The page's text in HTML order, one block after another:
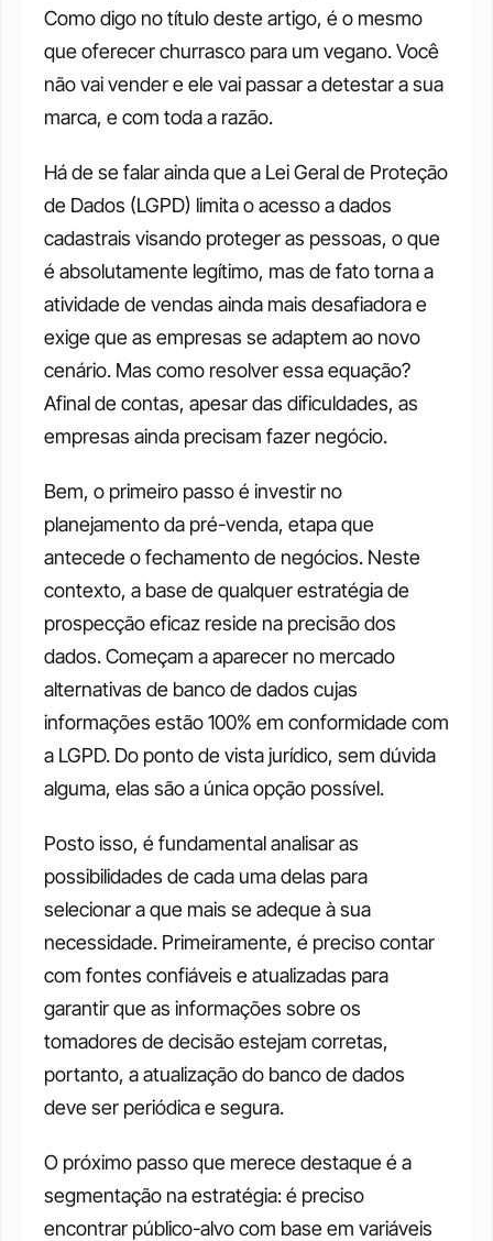
Como digo no título deste artigo, é o mesmo
que oferecer churrasco para um vegano. Você
não vai vender e ele vai passar a detestar a sua
marca, e com toda a razão.
Há de se falar ainda que a Lei Geral de Proteção
de Dados (LGPD) limita o acesso a dados
cadastrais visando proteger as pessoas, o que
é absolutamente legítimo, mas de fato torna a
atividade de vendas ainda mais desafiadora e
exige que as empresas se adaptem ao novo
cenário. Mas como resolver essa equação?
Afinal de contas, apesar das dificuldades, as
empresas ainda precisam fazer negócio.
Bem, o primeiro passo é investir no
planejamento da pré-venda, etapa que
antecede o fechamento de negócios. Neste
contexto, a base de qualquer estratégia de
prospecção eficaz reside na precisão dos
dados. Começam a aparecer no mercado
alternativas de banco de dados cujas
informações estão 100% em conformidade com
a LGPD. Do ponto de vista jurídico, sem dúvida
alguma, elas são a única opção possível.
Posto isso, é fundamental analisar as
possibilidades de cada uma delas para
selecionar a que mais se adeque à sua
necessidade. Primeiramente, é preciso contar
com fontes confiáveis e atualizadas para
garantir que as informações sobre os
tomadores de decisão estejam corretas,
portanto, a atualização do banco de dados
deve ser periódica e segura.
O próximo passo que merece destaque é a
segmentação na estratégia: é preciso
encontrar público-alvo com base em variáveis